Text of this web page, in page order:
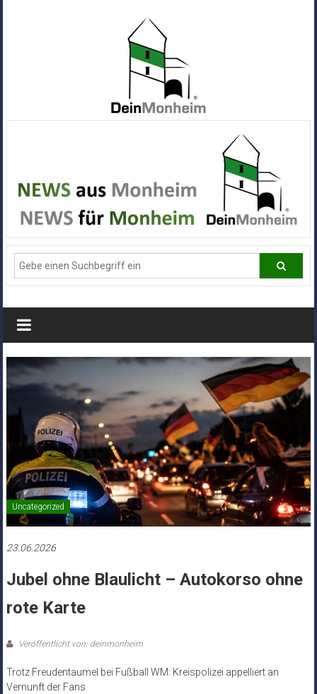
Alle
News
aus
Deiner
Stadt
Monheim
Uncategorized
23.06.2026
Jubel ohne Blaulicht – Autokorso ohne
rote Karte
Veröffentlicht von: deinmonheim
Trotz Freudentaumel bei Fußball WM: Kreispolizei appelliert an
Vernunft der Fans